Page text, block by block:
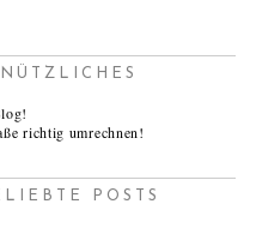
NÜTZLICHES
richtig umrechnen!
POSTS